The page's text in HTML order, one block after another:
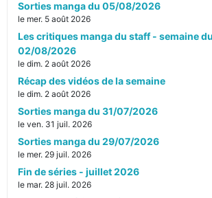
Sorties manga du 05/08/2026
le mer. 5 août 2026
Les critiques manga du staff - semaine
02/08/2026
le dim. 2 août 2026
Récap des vidéos de la semaine
le dim. 2 août 2026
Sorties manga du 31/07/2026
le ven. 31 juil. 2026
Sorties manga du 29/07/2026
le mer. 29 juil. 2026
Fin de séries - juillet 2026
le mar. 28 juil. 2026